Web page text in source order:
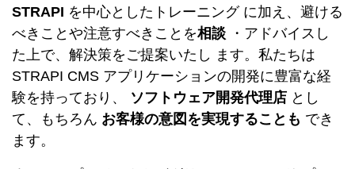
STRAPI を中心としたトレーニング に加え、避ける
べきことや注意すべきことを相談 ・アドバイスし
た上で、解決策をご提案いたし ます。私たちは
STRAPI CMS アプリケーションの開発に豊富な経
験を持っており、 ソフトウェア開発代理店 とし
て、もちろん お客様の意図を実現することも でき
ます。